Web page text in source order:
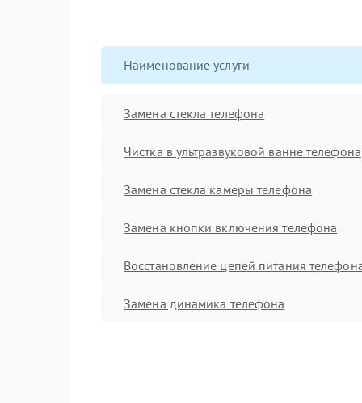
Наименование услуги
Замена стекла телефона
Чистка в ультразвуковой ванне телефона
Замена стекла камеры телефона
Замена кнопки включения телефона
Восстановление цепей питания
Замена динамика телефона